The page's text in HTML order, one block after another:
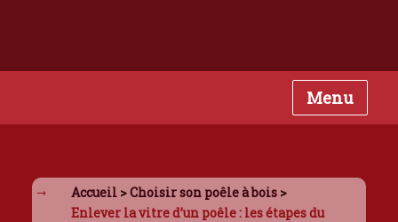
Menu
Accueil >Choisir son poêle à bois >
Enlever la vitre d’un poêle : les étapes du